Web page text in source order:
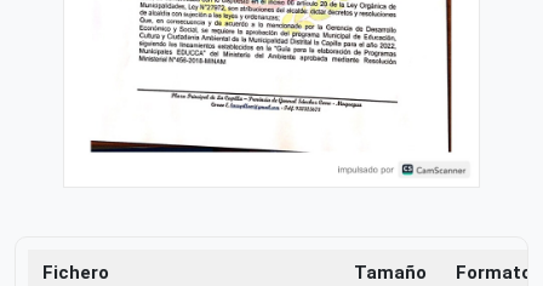
Fichero Tamaño
Formato